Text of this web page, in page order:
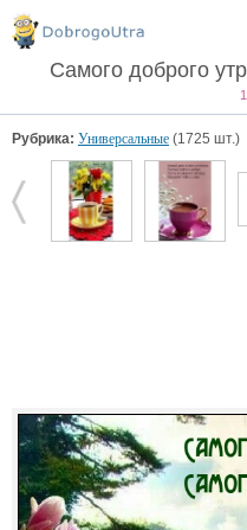
Самого доброго
Рубрика: Универсальные (1725 шт.)